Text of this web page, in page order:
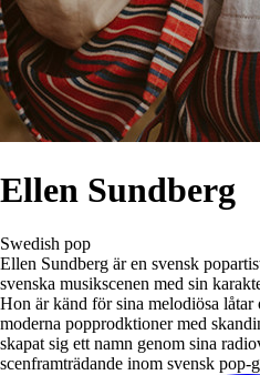
Ellen Sundberg
Swedish pop
Ellen Sundberg är en svensk
svenska musikscenen med sin
Hon är känd för sina melodiösa
moderna popprodktioner med
skapat sig ett namn genom sina
scenframträdande inom svensk pop-